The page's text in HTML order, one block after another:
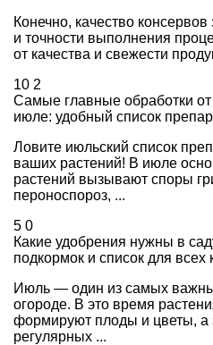
Конечно, качество
и точности выполнения
от качества и свежести
10 2
Самые главные обработки
июле: удобный список
Ловите июльский список
ваших растений! В июле
растений вызывают споры
пероноспороз, ...
5 0
Какие удобрения нужны в
подкормок и список для всех
Июль — один из самых
огороде. В это время
формируют плоды и цветы, а
регулярных ...